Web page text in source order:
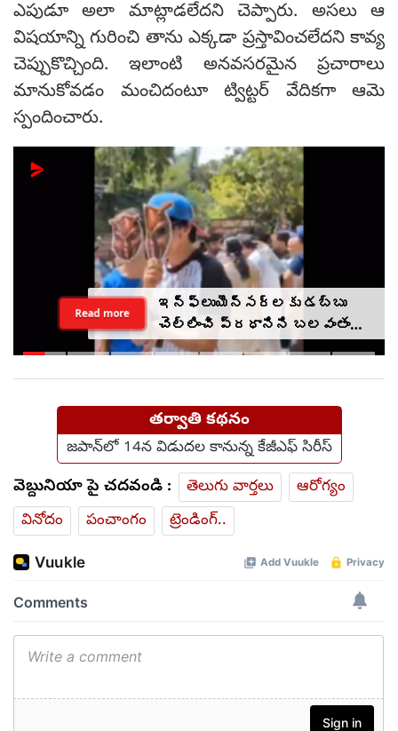
ఎపుడూ అలా మాట్లాడలేదని చెప్పారు. అసలు ఆ
విషయాన్ని గురించి తాను ఎక్కడా ప్రస్తావించలేదని కావ్య
చెప్పుకొచ్చింది. ఇలాంటి అనవసరమైన ప్రచారాలు
మానుకోవడం మంచిదంటూ ట్విట్టర్ వేదికగా ఆమె
స్పందించారు.
ఇన్‌ఫ్లుయెన్సర్‌లకు డబ్బు
చెల్లించి ప్రధానిని బలవంతంగా
తిట్టించారా? సీజేపీ మెడకు
Read more
తర్వాతి కథనం
జపాన్‌లో 14న విడుదల కానున్న కేజీఎఫ్ సిరీస్
వెబ్దునియా పై చదవండి : తెలుగు వార్తలు
ఆరోగ్యం
వినోదం
పంచాంగం ట్రెండింగ్..